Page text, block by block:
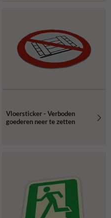
Vloersticker - Verboden
goederen neer te zetten